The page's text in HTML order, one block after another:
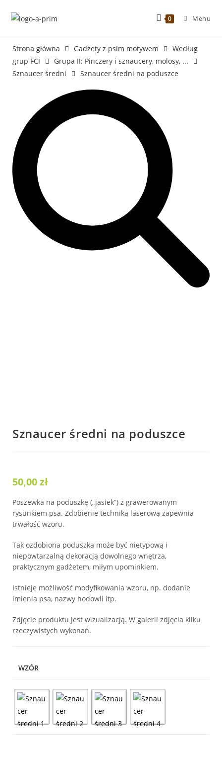
0 Menu
Strona główna Gadżety z psim motywem
Według
grup FCI
Grupa II: Pinczery i sznaucery, molosy, ...
Sznaucer średni
Sznaucer średni na poduszce
Sznaucer średni na poduszce
50,00zł
Poszewka na poduszkę („jasiek”) z grawerowanym
rysunkiem psa. Zdobienie techniką laserową zapewnia
trwałość wzoru.
Tak ozdobiona poduszka może być nietypową i
niepowtarzalną dekoracją dowolnego wnętrza,
praktycznym gadżetem, miłym upominkiem.
Istnieje możliwość modyfikowania wzoru, np. dodanie
imienia psa, nazwy hodowli itp.
Zdjęcie produktu jest wizualizacją. W galerii zdjęcia kilku
rzeczywistych wykonań.
WZÓR